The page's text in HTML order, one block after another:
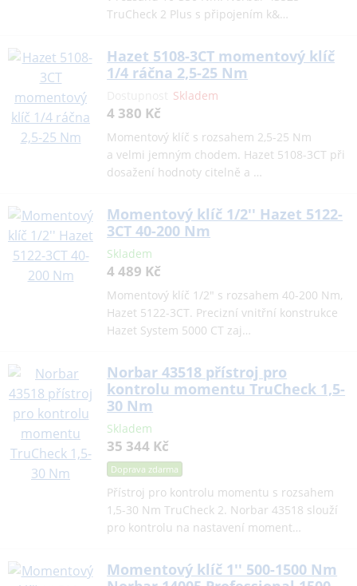
TruCheck 2 Plus s připojením k&…
Hazet 5108-3CT momentový klíč
1/4 ráčna 2,5-25 Nm
Skladem
4 380 Kč
Momentový klíč s rozsahem 2,5-25 Nm
a velmi jemným chodem. Hazet 5108-3CT při
dosažení hodnoty citelně a …
Momentový klíč 1/2'' Hazet 5122-
3CT 40-200 Nm
Skladem
4 489 Kč
Momentový klíč 1/2" s rozsahem 40-200 Nm,
Hazet 5122-3CT. Precizní vnitřní konstrukce
Hazet System 5000 CT zaj…
Norbar 43518 přístroj pro
kontrolu momentu TruCheck 1,5-
30 Nm
Skladem
35 344 Kč
Doprava zdarma
Přístroj pro kontrolu momentu s rozsahem
1,5-30 Nm TruCheck 2. Norbar 43518 slouží
pro kontrolu na nastavení moment…
Momentový klíč 1'' 500-1500 Nm